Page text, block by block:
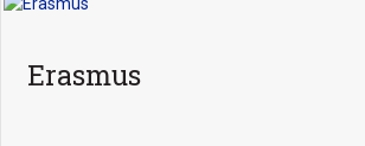
Erasmus